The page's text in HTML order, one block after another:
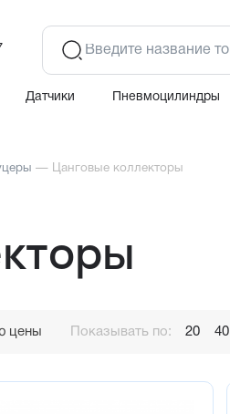
Датчики Пневмоцилиндры
— Цанговые коллекторы
цены Показывать по: 20 40